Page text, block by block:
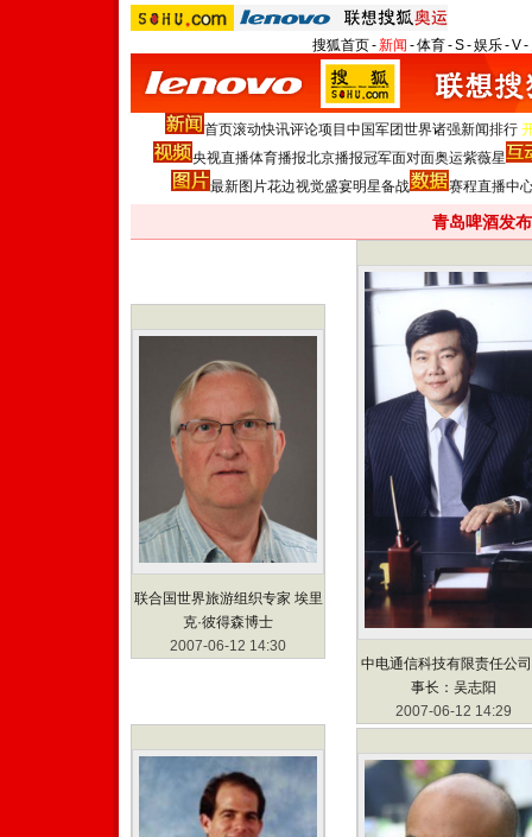
搜狐首页-新闻 -体育-S-娱乐-V-
首页滚动快讯评论项目 中国军团世界诸强新闻排行
央视直播体育播报北京播报冠军面对面奥运紫薇星
最新图片花边视觉盛宴明星备战 赛程直播中
青岛啤酒发
联合国世界旅游组织专家 埃里
克·彼得森博士
2007-06-12 14:30
中电通信科技有限责任公
事长：吴志阳
2007-06-12 14:29